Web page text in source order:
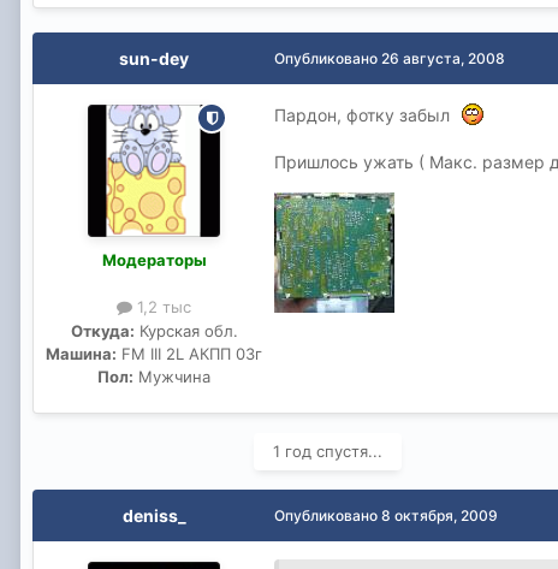
sun-dey
Модераторы
1,2 тыс
Откуда: Курская обл.
Машина: FM III 2L АКПП 03г
Пол: Мужчина
Опубликовано 26 августа, 2008
Пардон, фотку забыл
Пришлось ужать ( Макс. размер
1 год спустя...
deniss_ Опубликовано 8 октября, 2009